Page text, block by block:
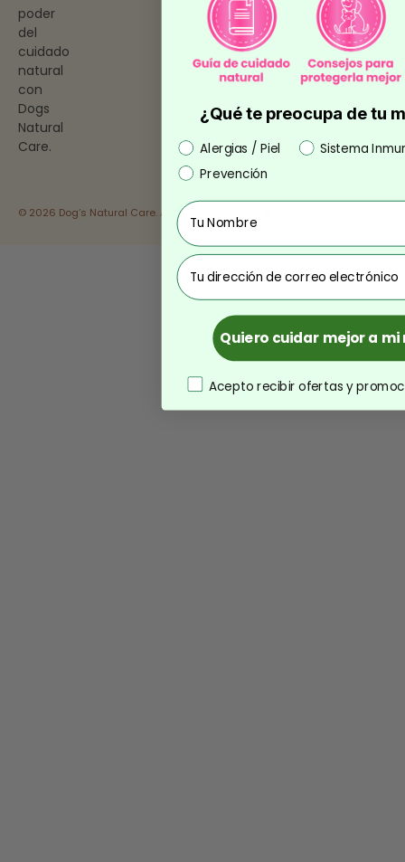
poder
del
cuidado
natural
con
Dogs
Natural
Care.
© 2026 Dog’s Natural Care. All Rights Reserved.
¿Qué te preocupa de tu
Preocupación
Alergias / Piel
Sistema
Prevención
Nombre
correo
Quiero cuidar mejor a
consentimiento
Acepto recibir ofertas y